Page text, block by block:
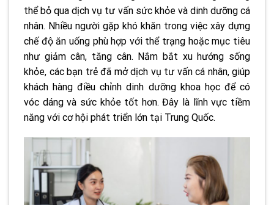
thể bỏ qua dịch vụ tư vấn sức khỏe và dinh dưỡng cá
nhân. Nhiều người gặp khó khăn trong việc xây dựng
chế độ ăn uống phù hợp với thể trạng hoặc mục tiêu
như giảm cân, tăng cân. Nắm bắt xu hướng sống
khỏe, các bạn trẻ đã mở dịch vụ tư vấn cá nhân, giúp
khách hàng điều chỉnh dinh dưỡng khoa học để có
vóc dáng và sức khỏe tốt hơn. Đây là lĩnh vực tiềm
năng với cơ hội phát triển lớn tại Trung Quốc.